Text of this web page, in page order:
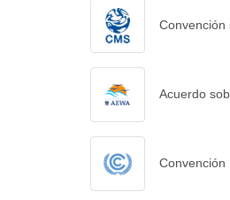
Convención
Acuerdo
Convención